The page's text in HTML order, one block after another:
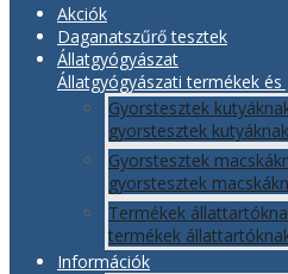
Akciók
Daganatszűrő tesztek
Állatgyógyászat
Állatgyógyászati termékek
Gyorstesztek
gyorstesztek kutyáknak
Gyorstesztek
gyorstesztek
Termékek
termékek
Információk